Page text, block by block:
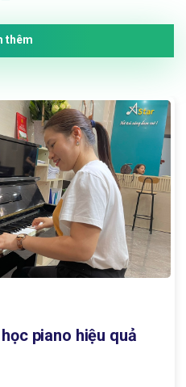
thêm
piano hiệu quả